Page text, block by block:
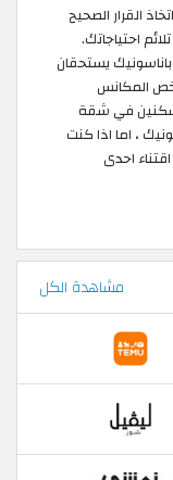
القرار الصحيح
احتياجاتك.
يستحقان
المكانس
تسكنين في شقة
، اما اذا كنت
احدى
مشاهدة الكل